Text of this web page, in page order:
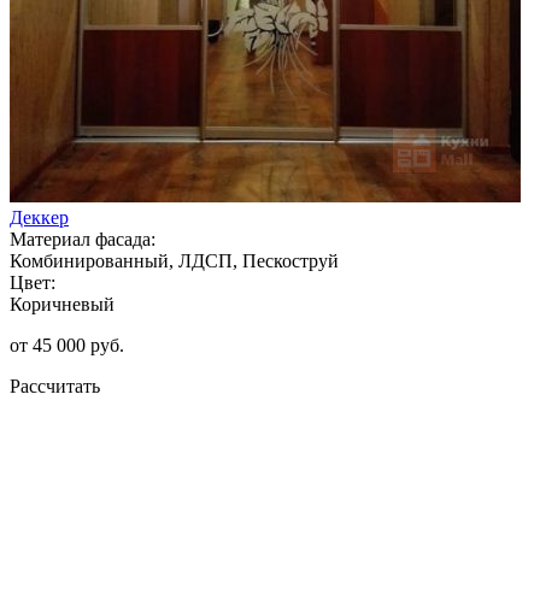
Деккер
Материал фасада:
Комбинированный, ЛДСП, Пескоструй
Цвет:
Коричневый
от 45 000 руб.
Рассчитать